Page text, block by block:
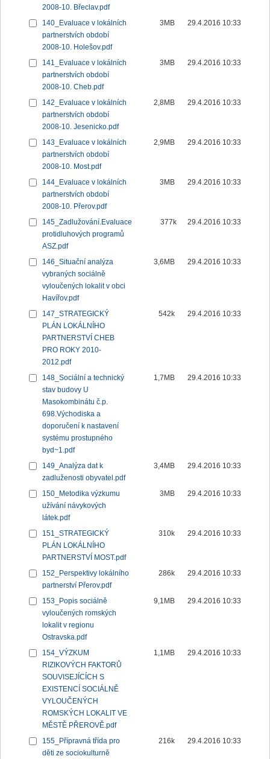
2008-10. Břeclav.pdf
140_Evaluace v lokálních
partnerstvích období
2008-10. Holešov.pdf
3MB 29.4.2016 10:33
141_Evaluace v lokálních
partnerstvích období
2008-10. Cheb.pdf
3MB 29.4.2016 10:33
142_Evaluace v lokálních
partnerstvích období
2008-10. Jesenicko.pdf
2,8MB 29.4.2016 10:33
143_Evaluace v lokálních
partnerstvích období
2008-10. Most.pdf
2,9MB 29.4.2016 10:33
144_Evaluace v lokálních
partnerstvích období
2008-10. Přerov.pdf
3MB 29.4.2016 10:33
145_Zadlužování.Evaluace
protidluhových programů
ASZ.pdf
377k 29.4.2016 10:33
146_Situační analýza
vybraných sociálně
vyloučených lokalit v obci
Havířov.pdf
3,6MB 29.4.2016 10:33
147_STRATEGICKÝ
PLÁN LOKÁLNÍHO
PARTNERSTVÍ CHEB
PRO ROKY 2010-
2012.pdf
542k 29.4.2016 10:33
148_Sociální a technický
stav budovy U
Masokombinátu č.p.
698.Východiska a
doporučení k nastavení
systému prostupného
byd~1.pdf
1,7MB 29.4.2016 10:33
149_Analýza dat k
zadluženosti obyvatel.pdf
3,4MB 29.4.2016 10:33
150_Metodika výzkumu
užívání návykových
látek.pdf
3MB 29.4.2016 10:33
151_STRATEGICKÝ
PLÁN LOKÁLNÍHO
PARTNERSTVÍ MOST.pdf
310k 29.4.2016 10:33
152_Perspektivy lokálního
partnerství Přerov.pdf
286k 29.4.2016 10:33
153_Popis sociálně
vyloučených romských
lokalit v regionu
Ostravska.pdf
9,1MB 29.4.2016 10:33
154_VÝZKUM
RIZIKOVÝCH FAKTORŮ
SOUVISEJÍCÍCH S
EXISTENCÍ SOCIÁLNĚ
VYLOUČENÝCH
ROMSKÝCH LOKALIT VE
MĚSTĚ PŘEROVĚ.pdf
1,1MB 29.4.2016 10:33
155_Přípravná třída pro
děti ze sociokulturně
216k 29.4.2016 10:33